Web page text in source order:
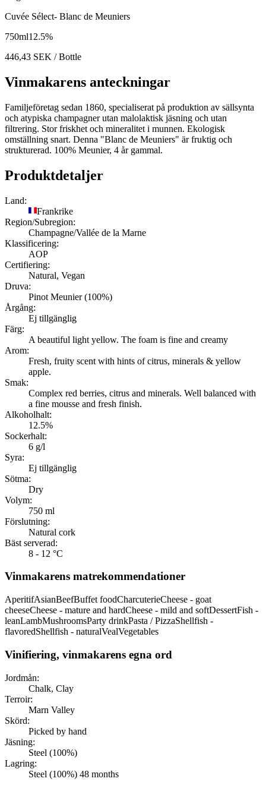
Cuvée Sélect- Blanc de Meuniers
750ml12.5%
446,43 SEK / Bottle
Vinmakarens anteckningar
Familjeföretag sedan 1860, specialiserat på produktion av sällsynta
och atypiska champagner utan malolaktisk jäsning och utan
filtrering. Stor friskhet och mineralitet i munnen. Ekologisk
omställning snart. Denna "Blanc de Meuniers" är fruktig och
strukturerad. 100% Meunier, 4 år gammal.
Produktdetaljer
Land:
Frankrike
Region/Subregion:
Champagne/Vallée de la Marne
Klassificering:
AOP
Certifiering:
Natural, Vegan
Druva:
Pinot Meunier (100%)
Årgång:
Ej tillgänglig
Färg:
A beautiful light yellow. The foam is fine and creamy
Arom:
Fresh, fruity scent with hints of citrus, minerals & yellow
apple.
Smak:
Complex red berries, citrus and minerals. Well balanced with
a fine mousse and fresh finish.
Alkoholhalt:
12.5%
Sockerhalt:
6 g/l
Syra:
Ej tillgänglig
Sötma:
Dry
Volym:
750 ml
Förslutning:
Natural cork
Bäst serverad:
8 - 12 °C
Vinmakarens matrekommendationer
AperitifAsianBeefBuffet foodCharcuterieCheese - goat
cheeseCheese - mature and hardCheese - mild and softDessertFish -
leanLambMushroomsParty drinkPasta / PizzaShellfish -
flavoredShellfish - naturalVealVegetables
Vinifiering, vinmakarens egna ord
Jordmån:
Chalk, Clay
Terroir:
Marn Valley
Skörd:
Picked by hand
Jäsning:
Steel (100%)
Lagring:
Steel (100%) 48 months